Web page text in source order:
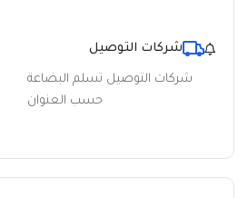
شركات التوصيل
شركات التوصيل تسلم البضاعة
حسب العنوان